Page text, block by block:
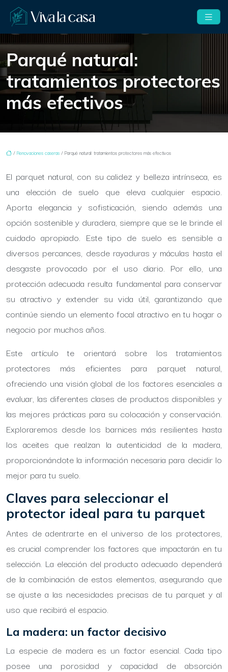
Parqué natural:
tratamientos protectores
más efectivos
/ Renovaciones caseras / Parqué natural: tratamientos protectores más efectivos
El parquet natural, con su calidez y belleza intrínseca, es
una elección de suelo que eleva cualquier espacio.
Aporta elegancia y sofisticación, siendo además una
opción sostenible y duradera, siempre que se le brinde el
cuidado apropiado. Este tipo de suelo es sensible a
diversos percances, desde rayaduras y máculas hasta el
desgaste provocado por el uso diario. Por ello, una
protección adecuada resulta fundamental para conservar
su atractivo y extender su vida útil, garantizando que
continúe siendo un elemento focal atractivo en tu hogar o
negocio por muchos años.
Este artículo te orientará sobre los tratamientos
protectores más eficientes para parquet natural,
ofreciendo una visión global de los factores esenciales a
evaluar, las diferentes clases de productos disponibles y
las mejores prácticas para su colocación y conservación.
Exploraremos desde los barnices más resilientes hasta
los aceites que realzan la autenticidad de la madera,
proporcionándote la información necesaria para decidir lo
mejor para tu suelo.
Claves para seleccionar el
protector ideal para tu parquet
Antes de adentrarte en el universo de los protectores,
es crucial comprender los factores que impactarán en tu
selección. La elección del producto adecuado dependerá
de la combinación de estos elementos, asegurando que
se ajuste a las necesidades precisas de tu parquet y al
uso que recibirá el espacio.
La madera: un factor decisivo
La especie de madera es un factor esencial. Cada tipo
posee una porosidad y capacidad de absorción